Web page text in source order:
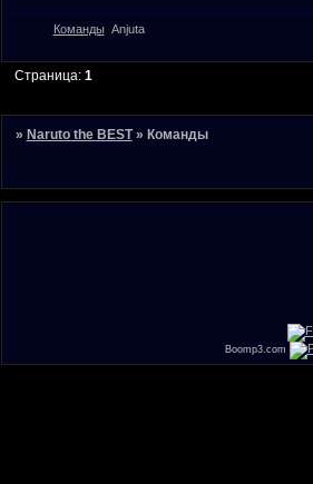
Команды Anjuta
Страница: 1
» Naruto the BEST » Команды
Boomp3.com